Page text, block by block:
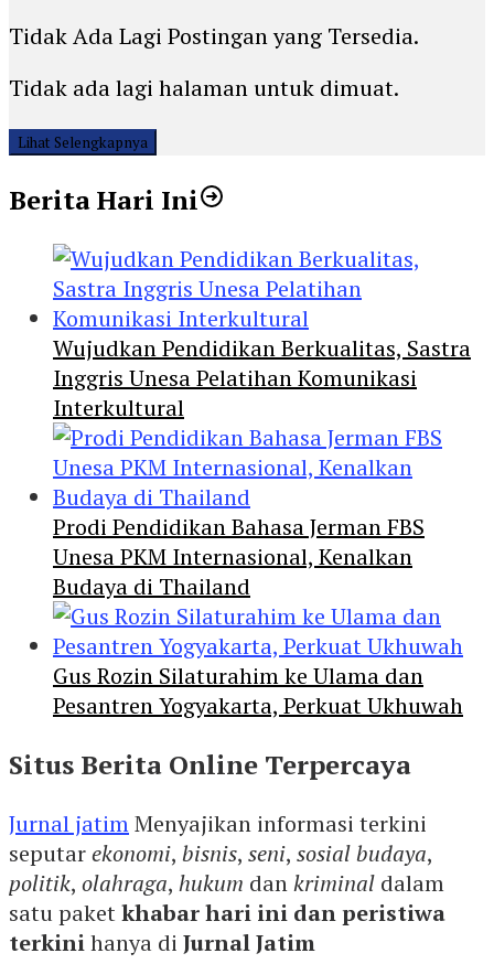
Tidak Ada Lagi Postingan yang Tersedia.
Tidak ada lagi halaman untuk dimuat.
Lihat Selengkapnya
Berita Hari Ini
Wujudkan Pendidikan Berkualitas, Sastra
Inggris Unesa Pelatihan Komunikasi
Interkultural
Prodi Pendidikan Bahasa Jerman FBS
Unesa PKM Internasional, Kenalkan
Budaya di Thailand
Gus Rozin Silaturahim ke Ulama dan
Pesantren Yogyakarta, Perkuat Ukhuwah
Situs Berita Online Terpercaya
Jurnal jatimMenyajikan informasi terkini
seputarekonomi, bisnis, seni, sosial budaya,
politik, olahraga, hukum dankriminal dalam
satu paketkhabar hari ini dan peristiwa
terkinihanya di Jurnal Jatim